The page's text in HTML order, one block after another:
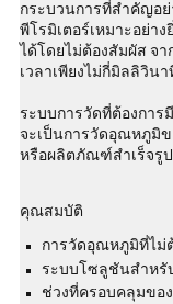
กระบวนการที่สำคัญอย่
พีโรมิเตอร์เหมาะอย่า
ได้โดยไม่ต้องสัมผัส จ
เวลาเพียงไม่กี่มิลลิวินา
ระบบการวัดที่ต้องการ
จะเป็นการวัดอุณหภูมิข
หรือผลิตภัณฑ์สำเร็จรูป
คุณสมบัติ
การวัดอุณหภูมิที่ไม่
ระบบโซลูชันสำหรั
ช่วงที่ครอบคลุมขอ